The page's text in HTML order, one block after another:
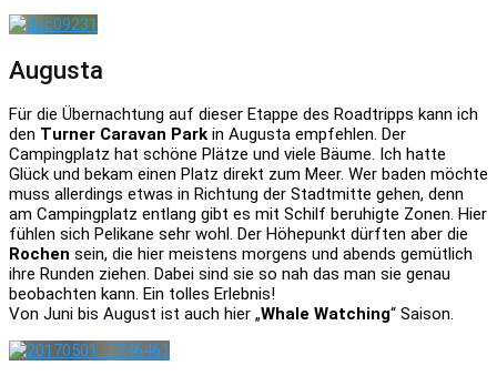
Augusta
Für die Übernachtung auf dieser Etappe des Roadtripps kann ich
den Turner Caravan Park in Augusta empfehlen. Der
Campingplatz hat schöne Plätze und viele Bäume. Ich hatte
Glück und bekam einen Platz direkt zum Meer. Wer baden möchte
muss allerdings etwas in Richtung der Stadtmitte gehen, denn
am Campingplatz entlang gibt es mit Schilf beruhigte Zonen. Hier
fühlen sich Pelikane sehr wohl. Der Höhepunkt dürften aber die
Rochen sein, die hier meistens morgens und abends gemütlich
ihre Runden ziehen. Dabei sind sie so nah das man sie genau
beobachten kann. Ein tolles Erlebnis!
Von Juni bis August ist auch hier „Whale Watching“ Saison.